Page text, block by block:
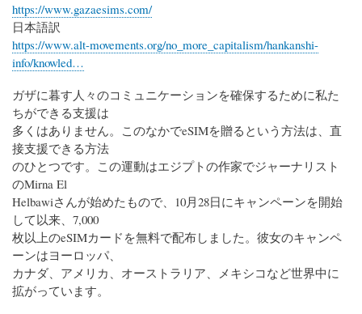
https://www.gazaesims.com/
日本語訳
https://www.alt-movements.org/no_more_capitalism/hankanshi-
info/knowled…
ガザに暮す人々のコミュニケーションを確保するために私た
ちができる支援は
多くはありません。このなかでeSIMを贈るという方法は、直
接支援できる方法
のひとつです。この運動はエジプトの作家でジャーナリスト
のMirna El
Helbawiさんが始めたもので、10月28日にキャンペーンを開始
して以来、7,000
枚以上のeSIMカードを無料で配布しました。彼女のキャンペ
ーンはヨーロッパ、
カナダ、アメリカ、オーストラリア、メキシコなど世界中に
拡がっています。